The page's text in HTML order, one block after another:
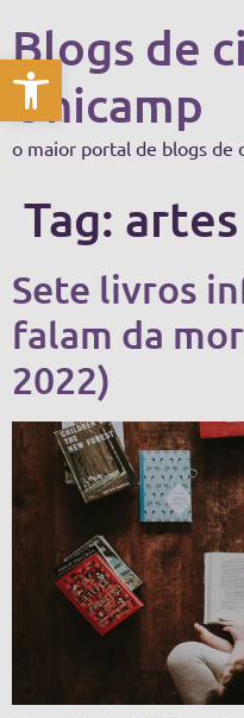
Abrir a barra
Blogs de
Unicamp
o maior portal de blogs de
Tag: artes
Sete livros
falam da
2022)